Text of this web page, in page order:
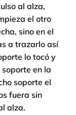
al alza,
el otro
sino en el
a trazarlo así
lo tocó y
en la
soporte el
fuera sin
alza.